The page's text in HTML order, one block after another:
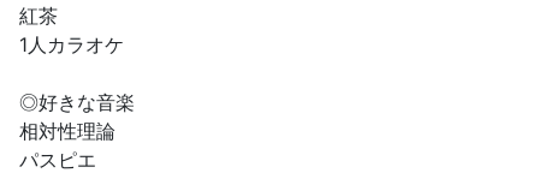
紅茶
1人カラオケ
◎好きな音楽
相対性理論
パスピエ